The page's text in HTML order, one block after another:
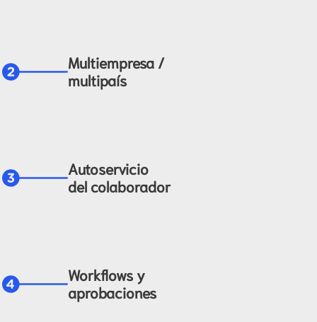
Multiempresa /
multipaís
Autoservicio
del colaborador
Workflows y
aprobaciones